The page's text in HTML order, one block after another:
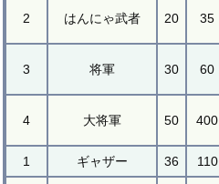
2 はんにゃ武者 20 35
3 将軍 30 60
4 大将軍 50 400
1 ギャザー 36 110